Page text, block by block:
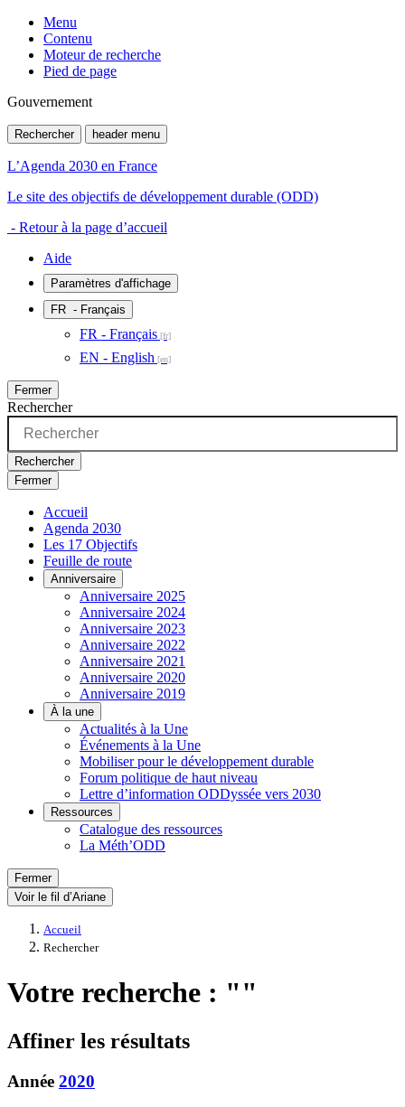
Menu
Contenu
Moteur de recherche
Pied de page
Gouvernement
Rechercher header menu
L’Agenda 2030 en France
Le site des objectifs de développement durable (ODD)
- Retour à la page d’accueil
Aide
Paramètres d'affichage
FR - Français
FR - Français
EN - English
Fermer
Rechercher
Rechercher
Fermer
Accueil
Agenda 2030
Les 17 Objectifs
Feuille de route
Anniversaire
Anniversaire 2025
Anniversaire 2024
Anniversaire 2023
Anniversaire 2022
Anniversaire 2021
Anniversaire 2020
Anniversaire 2019
À la une
Actualités à la Une
Événements à la Une
Mobiliser pour le développement durable
Forum politique de haut niveau
Lettre d’information ODDyssée vers 2030
Ressources
Catalogue des ressources
La Méth’ODD
Fermer
Voir le fil d’Ariane
Accueil
Rechercher
Votre recherche : ""
Affiner les résultats
Année 2020